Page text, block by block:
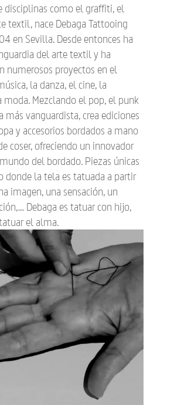
disciplinas como el graffiti, el
textil, nace Debaga Tattooing
en Sevilla. Desde entonces ha
del arte textil y ha
numerosos proyectos en el
la danza, el cine, la
Mezclando el pop, el punk
más vanguardista, crea ediciones
y accesorios bordados a mano
coser, ofreciendo un innovador
del bordado. Piezas únicas
donde la tela es tatuada a partir
imagen, una sensación, un
Debaga es tatuar con hijo,
el alma.